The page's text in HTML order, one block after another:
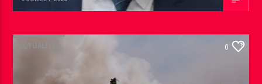
ACTUALITÉS 0